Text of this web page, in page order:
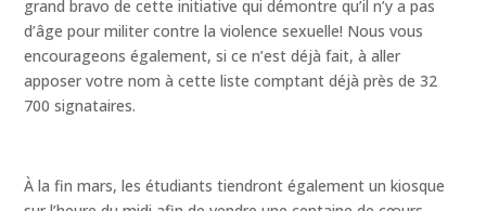
grand bravo de cette initiative qui démontre qu’il n’y a pas
d’âge pour militer contre la violence sexuelle! Nous vous
encourageons également, si ce n’est déjà fait, à aller
apposer votre nom à cette liste comptant déjà près de 32
700 signataires.
À la fin mars, les étudiants tiendront également un kiosque